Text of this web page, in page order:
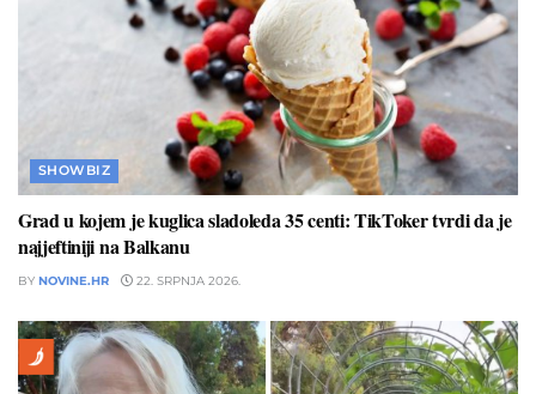
SHOWBIZ
Grad u kojem je kuglica sladoleda 35 centi: TikToker tvrdi da je
najjeftiniji na Balkanu
BY NOVINE.HR 22. SRPNJA 2026.